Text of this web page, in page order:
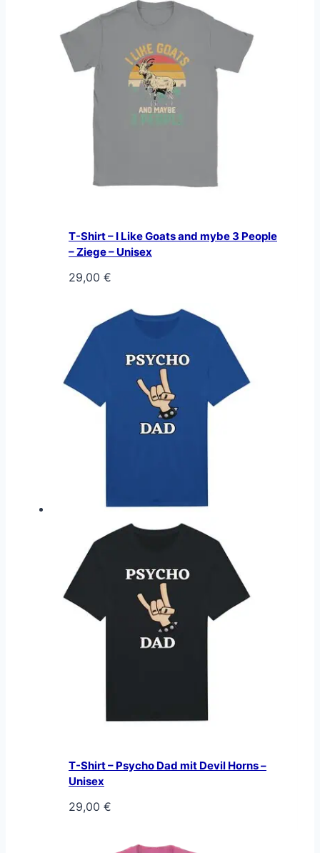
T-Shirt – I Like Goats and mybe 3 People
– Ziege – Unisex
29,00 €
T-Shirt – Psycho Dad mit Devil Horns –
Unisex
29,00 €